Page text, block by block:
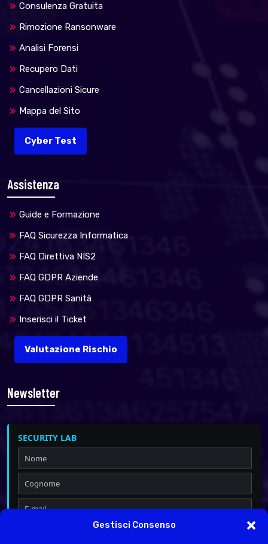
Gestisci Consenso
Consulenza Gratuita
Rimozione Ransonware
Analisi Forensi
Recupero Dati
Cancellazioni Sicure
Mappa del Sito
Cyber Test
Assistenza
Guide e Formazione
FAQ Sicurezza Informatica
FAQ Direttiva NIS2
FAQ GDPR Aziende
FAQ GDPR Sanità
Inserisci il Ticket
Valutazione Rischio
Newsletter
SECURITY LAB
Iscrivimi a Security & Privacy